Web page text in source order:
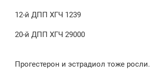
12-й ДПП ХГЧ 1239
20-й ДПП ХГЧ 29000
Прогестерон и эстрадиол тоже росли.